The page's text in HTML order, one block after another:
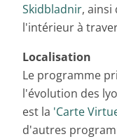
Skidbladnir, ainsi
l'intérieur à
Localisation
Le programme
l'évolution des
est la 'Carte
d'autres